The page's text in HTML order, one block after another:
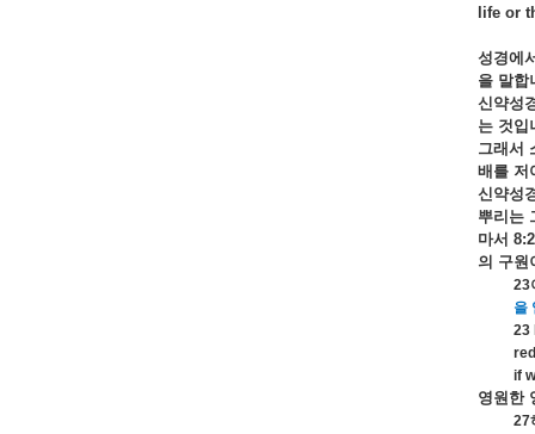
life or
성경에
을 말합
신약성
는 것입
그래서
배를 저
신약성
뿌리는
마서
의 구원
23
을
23
if
영원한
27